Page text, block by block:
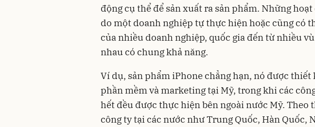
động cụ thể để sản xuất ra sản phẩm. Những
do một doanh nghiệp tự thực hiện hoặc cũng có
của nhiều doanh nghiệp, quốc gia đến từ nhiều
nhau có chung khả năng.
Ví dụ, sản phẩm iPhone chẳng hạn, nó được thiết
phần mềm và marketing tại Mỹ, trong khi các
hết đều được thực hiện bên ngoài nước Mỹ. Theo
công ty tại các nước như Trung Quốc, Hàn Quốc,